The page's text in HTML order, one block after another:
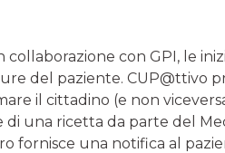
collaborazione con GPI, le
del paziente. CUP@ttivo
il cittadino (e non
di una ricetta da parte del
fornisce una notifica al